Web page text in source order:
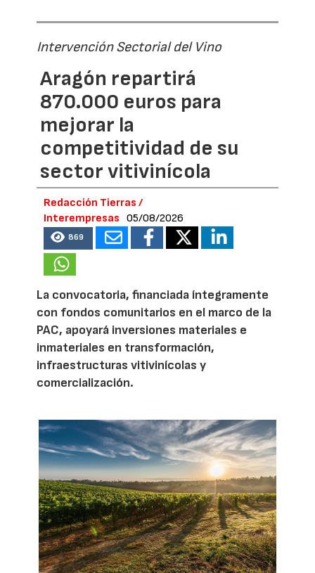
Intervención Sectorial del Vino
Aragón repartirá
870.000 euros para
mejorar la
competitividad de su
sector vitivinícola
Redacción Tierras /
Interempresas
05/08/2026
869
La convocatoria, financiada íntegramente
con fondos comunitarios en el marco de la
PAC, apoyará inversiones materiales e
inmateriales en transformación,
infraestructuras vitivinícolas y
comercialización.